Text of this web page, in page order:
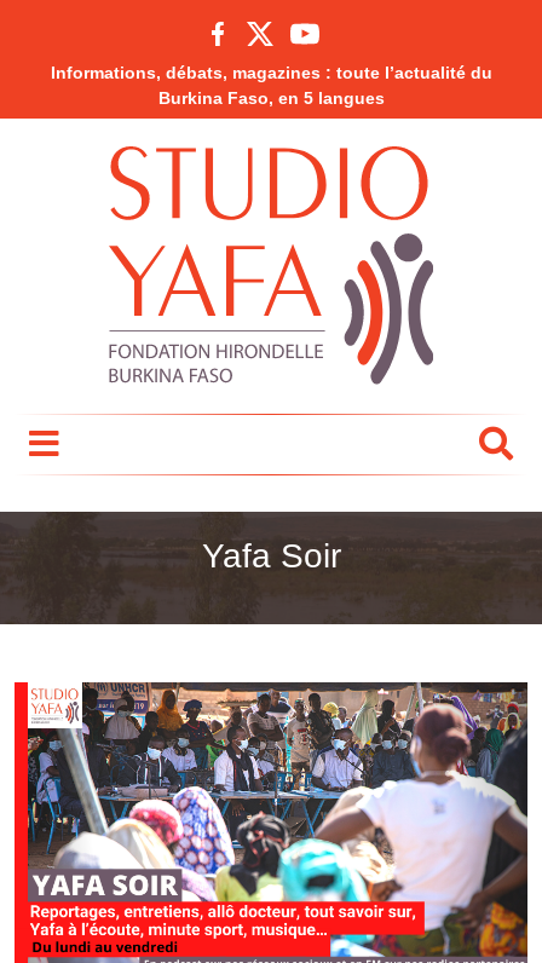
Informations, débats, magazines : toute l’actualité du
Burkina Faso, en 5 langues
Yafa Soir